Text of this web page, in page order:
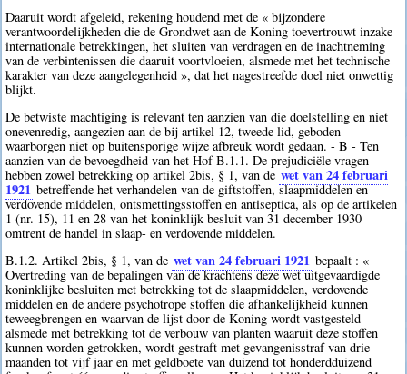
Daaruit wordt afgeleid, rekening houdend met de « bijzondere
verantwoordelijkheden die de Grondwet aan de Koning toevertrouwt inzake
internationale betrekkingen, het sluiten van verdragen en de inachtneming
van de verbintenissen die daaruit voortvloeien, alsmede met het technische
karakter van deze aangelegenheid », dat het nagestreefde doel niet onwettig
blijkt.
De betwiste machtiging is relevant ten aanzien van die doelstelling en niet
onevenredig, aangezien aan de bij artikel 12, tweede lid, geboden
waarborgen niet op buitensporige wijze afbreuk wordt gedaan. - B - Ten
aanzien van de bevoegdheid van het Hof B.1.1. De prejudiciële vragen
hebben zowel betrekking op artikel 2bis, § 1, van de wet van 24 februari
1921 betreffende het verhandelen van de giftstoffen, slaapmiddelen en
verdovende middelen, ontsmettingsstoffen en antiseptica, als op de artikelen
1 (nr. 15), 11 en 28 van het koninklijk besluit van 31 december 1930
omtrent de handel in slaap- en verdovende middelen.
B.1.2. Artikel 2bis, § 1, van de wet van 24 februari 1921 bepaalt : «
Overtreding van de bepalingen van de krachtens deze wet uitgevaardigde
koninklijke besluiten met betrekking tot de slaapmiddelen, verdovende
middelen en de andere psychotrope stoffen die afhankelijkheid kunnen
teweegbrengen en waarvan de lijst door de Koning wordt vastgesteld
alsmede met betrekking tot de verbouw van planten waaruit deze stoffen
kunnen worden getrokken, wordt gestraft met gevangenisstraf van drie
maanden tot vijf jaar en met geldboete van duizend tot honderdduizend